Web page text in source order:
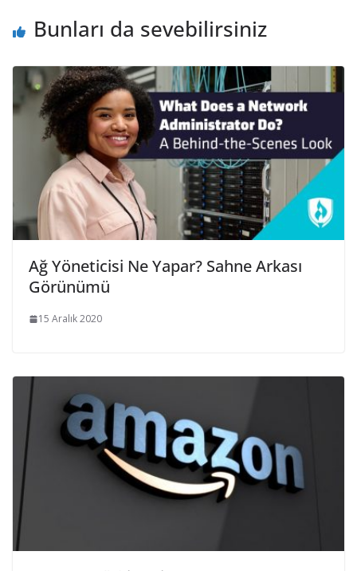
Bunları da sevebilirsiniz
Ağ Yöneticisi Ne Yapar? Sahne Arkası
Görünümü
15 Aralık 2020